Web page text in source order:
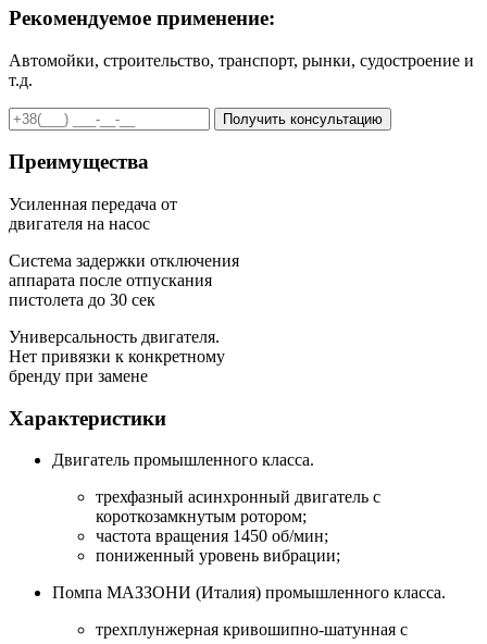
Рекомендуемое применение:
Автомойки, строительство, транспорт, рынки, судостроение и
т.д.
Преимущества
Усиленная передача от
двигателя на насос
Система задержки отключения
аппарата после отпускания
пистолета до 30 сек
Универсальность двигателя.
Нет привязки к конкретному
бренду при замене
Характеристики
Двигатель промышленного класса.
трехфазный асинхронный двигатель с
короткозамкнутым ротором;
частота вращения 1450 об/мин;
пониженный уровень вибрации;
Помпа МАЗЗОНИ (Италия) промышленного класса.
трехплунжерная кривошипно-шатунная с